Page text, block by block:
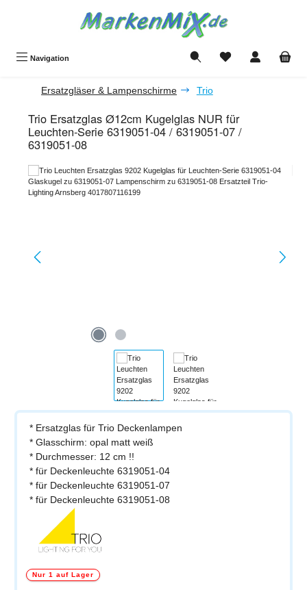
Navigation Du hast 0 Produkte
Ersatzgläser & Lampenschirme Trio
Trio Ersatzglas Ø12cm Kugelglas NUR für
Leuchten-Serie 6319051-04 / 6319051-07 /
6319051-08
Bildergalerie überspringen
* Ersatzglas für Trio Deckenlampen
* Glasschirm: opal matt weiß
* Durchmesser: 12 cm !!
* für Deckenleuchte 6319051-04
* für Deckenleuchte 6319051-07
* für Deckenleuchte 6319051-08
Nur 1 auf Lager